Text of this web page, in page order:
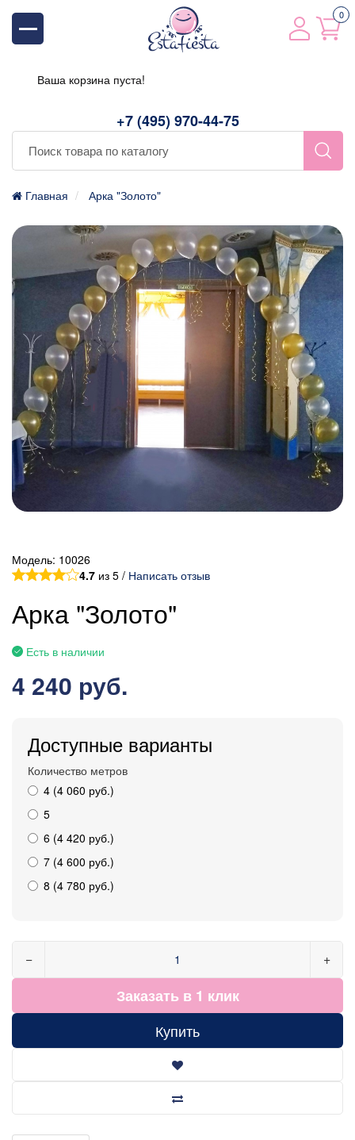
+7 (495) 970-44-75
0
Ваша корзина пуста!
Главная Арка "Золото"
Модель: 10026
4.7 из 5 / Написать отзыв
Арка "Золото"
Есть в наличии
4 240 руб.
Доступные варианты
Количество метров
4 (4 060 руб.)
5
6 (4 420 руб.)
7 (4 600 руб.)
8 (4 780 руб.)
− +
Заказать в 1 клик
Купить